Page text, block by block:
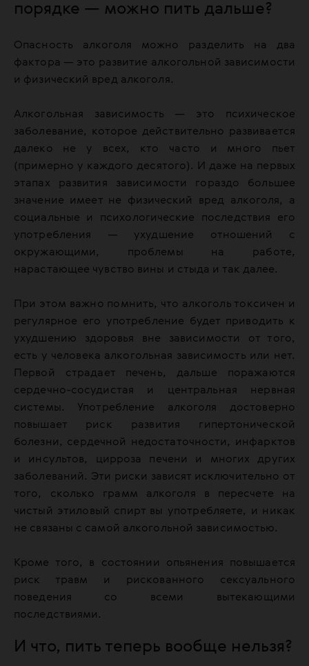
порядке — можно пить дальше?
Опасность алкоголя можно разделить на два
фактора — это развитие алкогольной зависимости
и физический вред алкоголя.
Алкогольная зависимость — это психическое
заболевание, которое действительно развивается
далеко не у всех, кто часто и много пьет
(примерно у каждого десятого). И даже на первых
этапах развития зависимости гораздо большее
значение имеет не физический вред алкоголя, а
социальные и психологические последствия его
употребления — ухудшение отношений с
окружающими, проблемы на работе,
нарастающее чувство вины и стыда и так далее.
При этом важно помнить, что алкоголь токсичен и
регулярное его употребление будет приводить к
ухудшению здоровья вне зависимости от того,
есть у человека алкогольная зависимость или нет.
Первой страдает печень, дальше поражаются
сердечно-сосудистая и центральная нервная
системы. Употребление алкоголя достоверно
повышает риск развития гипертонической
болезни, сердечной недостаточности, инфарктов
и инсультов, цирроза печени и многих других
заболеваний. Эти риски зависят исключительно от
того, сколько грамм алкоголя в пересчете на
чистый этиловый спирт вы употребляете, и никак
не связаны с самой алкогольной зависимостью.
Кроме того, в состоянии опьянения повышается
риск травм и рискованного сексуального
поведения со всеми вытекающими
последствиями.
И что, пить теперь вообще нельзя?